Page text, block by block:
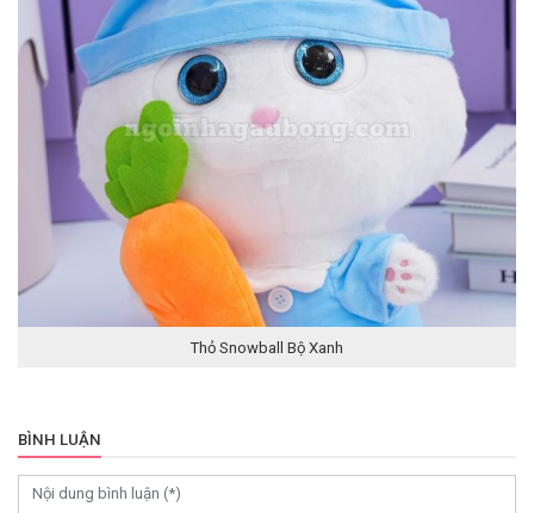
Thỏ Snowball Bộ Xanh
BÌNH LUẬN